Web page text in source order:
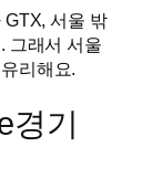
서울 밖
그래서 서울
리해요.
기